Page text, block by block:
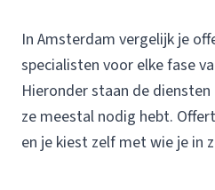
In Amsterdam vergelijk je
specialisten voor elke fase
Hieronder staan de
ze meestal nodig hebt.
en je kiest zelf met wie je in